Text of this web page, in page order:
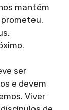
mantém
ser
e devem
Viver